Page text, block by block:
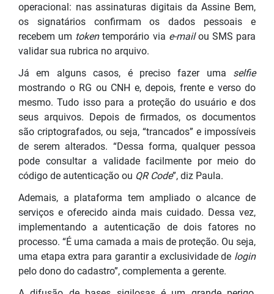
operacional: nas assinaturas digitais da Assine Bem,
os signatários confirmam os dados pessoais e
recebem um tokentemporário via e-mailou SMS para
validar sua rubrica no arquivo.
Já em alguns casos, é preciso fazer uma selfie
mostrando o RG ou CNH e, depois, frente e verso do
mesmo. Tudo isso para a proteção do usuário e dos
seus arquivos. Depois de firmados, os documentos
são criptografados, ou seja, “trancados” e impossíveis
de serem alterados. “Dessa forma, qualquer pessoa
pode consultar a validade facilmente por meio do
código de autenticação ou QR Code”, diz Paula.
Ademais, a plataforma tem ampliado o alcance de
serviços e oferecido ainda mais cuidado. Dessa vez,
implementando a autenticação de dois fatores no
processo. “É uma camada a mais de proteção. Ou seja,
uma etapa extra para garantir a exclusividade de login
pelo dono do cadastro”, complementa a gerente.